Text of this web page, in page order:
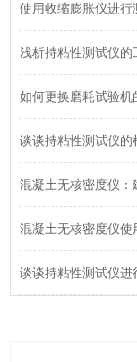
使用收缩膨胀仪进行
浅析持粘性测试仪的
如何更换磨耗试验机
谈谈持粘性测试仪的
混凝土无核密度仪
混凝土无核密度仪
谈谈持粘性测试仪